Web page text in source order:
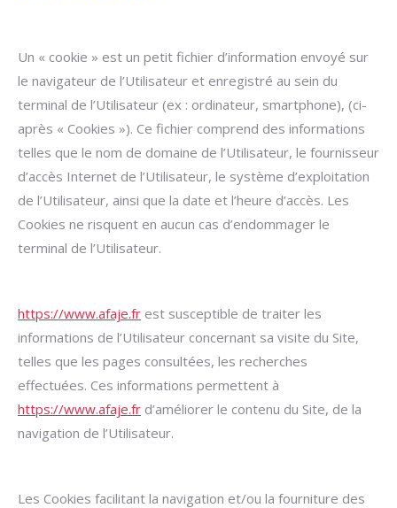
Un « cookie » est un petit fichier d’information envoyé sur
le navigateur de l’Utilisateur et enregistré au sein du
terminal de l’Utilisateur (ex : ordinateur, smartphone), (ci-
après « Cookies »). Ce fichier comprend des informations
telles que le nom de domaine de l’Utilisateur, le fournisseur
d’accès Internet de l’Utilisateur, le système d’exploitation
de l’Utilisateur, ainsi que la date et l’heure d’accès. Les
Cookies ne risquent en aucun cas d’endommager le
terminal de l’Utilisateur.
https://www.afaje.fr est susceptible de traiter les
informations de l’Utilisateur concernant sa visite du Site,
telles que les pages consultées, les recherches
effectuées. Ces informations permettent à
https://www.afaje.fr d’améliorer le contenu du Site, de la
navigation de l’Utilisateur.
Les Cookies facilitant la navigation et/ou la fourniture des